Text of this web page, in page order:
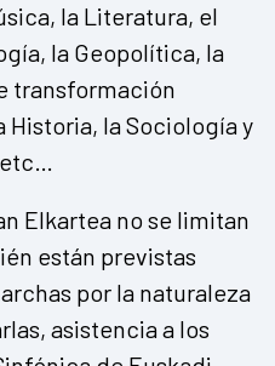
la Literatura, el
la Geopolítica, la
transformación
la Sociología y
Elkartea no se limitan
están previstas
por la naturaleza
asistencia a los